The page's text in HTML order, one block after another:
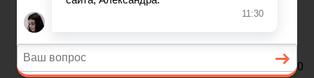
Воронежская обл., рп.
Октябрьская, д. 33
ВТ с 9-00